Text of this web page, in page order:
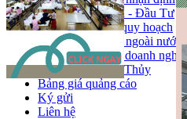
Chính sách - Đầu Tư
Thông tin quy hoạch
Thị trường ngoài nước
Hoạt động doanh nghiẹp
Tin Phong Thủy
Bảng giá quảng cáo
Ký gửi
Liên hệ